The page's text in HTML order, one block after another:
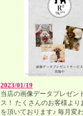
2023/01/19
当店の画像データプレゼン
ス！ たくさんのお客様より
を頂いております♪ 毎月変